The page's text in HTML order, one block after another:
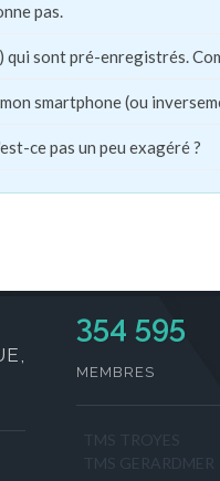
pas.
qui sont pré-enregistrés.
smartphone (ou
ce pas un peu exagéré ?
354 595
MEMBRES
TMS TROYES